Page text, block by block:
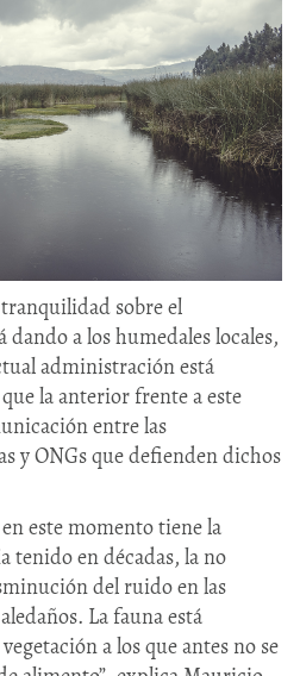
sobre el
a los humedales locales,
administración está
la anterior frente a este
entre las
y ONGs que defienden dichos
este momento tiene la
tenido en décadas, la no
del ruido en las
La fauna está
a los que antes no se